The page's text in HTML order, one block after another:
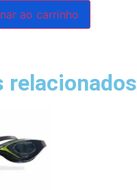
ao carrinho
relacionados